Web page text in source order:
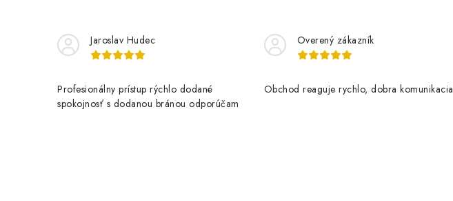
Jaroslav Hudec
Profesionálny prístup rýchlo dodané
spokojnosť s dodanou bránou odporúčam
Overený zákazník
Obchod reaguje rychlo, dobra komunikacia